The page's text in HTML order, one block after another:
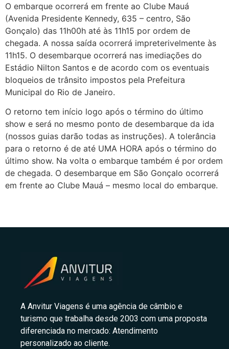
O embarque ocorrerá em frente ao Clube Mauá
(Avenida Presidente Kennedy, 635 – centro, São
Gonçalo) das 11h00h até às 11h15 por ordem de
chegada. A nossa saída ocorrerá impreterivelmente às
11h15. O desembarque ocorrerá nas imediações do
Estádio Nilton Santos e de acordo com os eventuais
bloqueios de trânsito impostos pela Prefeitura
Municipal do Rio de Janeiro.
O retorno tem início logo após o término do último
show e será no mesmo ponto de desembarque da ida
(nossos guias darão todas as instruções). A tolerância
para o retorno é de até UMA HORA após o término do
último show. Na volta o embarque também é por ordem
de chegada. O desembarque em São Gonçalo ocorrerá
em frente ao Clube Mauá – mesmo local do embarque.
A Anvitur Viagens é uma agência de câmbio e
turismo que trabalha desde 2003 com uma proposta
diferenciada no mercado: Atendimento
personalizado ao cliente.